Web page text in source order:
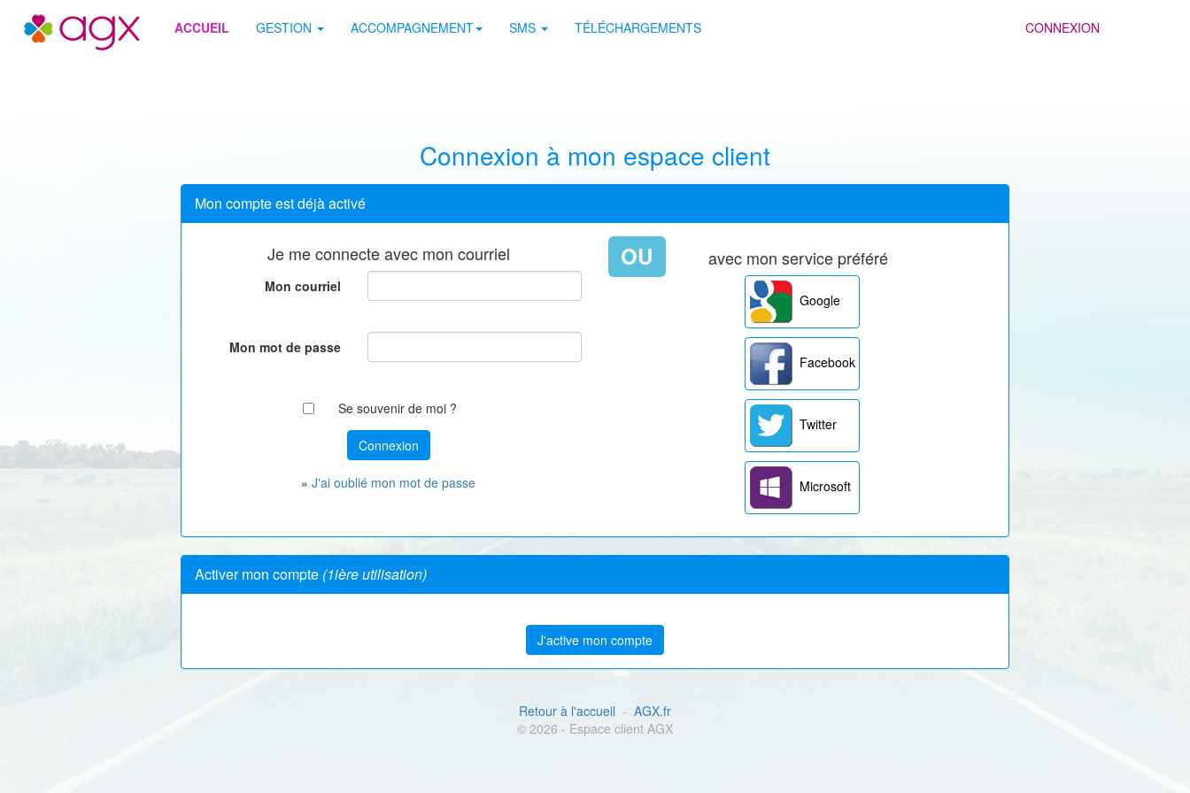
Site AGX ACCUEIL GESTION ACCOMPAGNEMENT SMS TÉLÉCHARGEMENTS CONNEXION
Connexion à mon espace client
Mon compte est déjà activé
Je me connecte avec mon courriel
Mon courriel
Mon mot de passe
Se souvenir de moi ?
» J'ai oublié mon mot de passe
OU avec mon service préféré
Google
Facebook
Twitter
Microsoft
Activer mon compte (1ière utilisation)
J'active mon compte
Retour à l'accueil - AGX.fr
© 2026 - Espace client AGX